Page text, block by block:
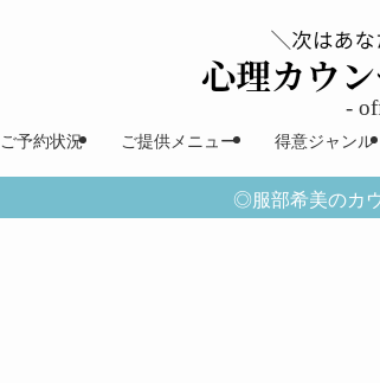
ご予約状況 ご提供メニュー 得意ジャンル
◎服部希美のカ